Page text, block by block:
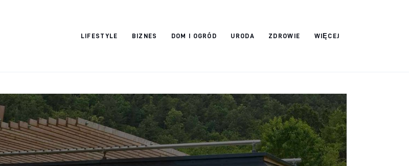
LIFESTYLE BIZNES DOM I OGRÓD URODA ZDROWIE WIĘCEJ
Vacation Dreams